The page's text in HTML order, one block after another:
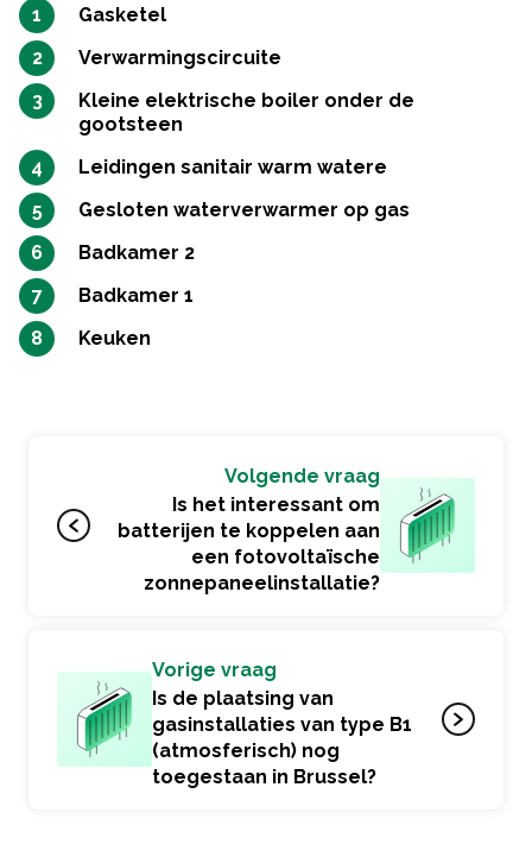
Gasketel
Verwarmingscircuite
Kleine elektrische boiler onder de
gootsteen
Leidingen sanitair warm watere
Gesloten waterverwarmer op gas
Badkamer 2
Badkamer 1
Keuken
Volgende vraag
Is het interessant om
batterijen te koppelen aan
een fotovoltaïsche
zonnepaneelinstallatie?
Vorige vraag
Is de plaatsing van
gasinstallaties van type B1
(atmosferisch) nog
toegestaan in Brussel?